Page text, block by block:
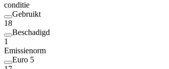
conditie
Gebruikt
18
Beschadigd
1
Emissienorm
Euro 5